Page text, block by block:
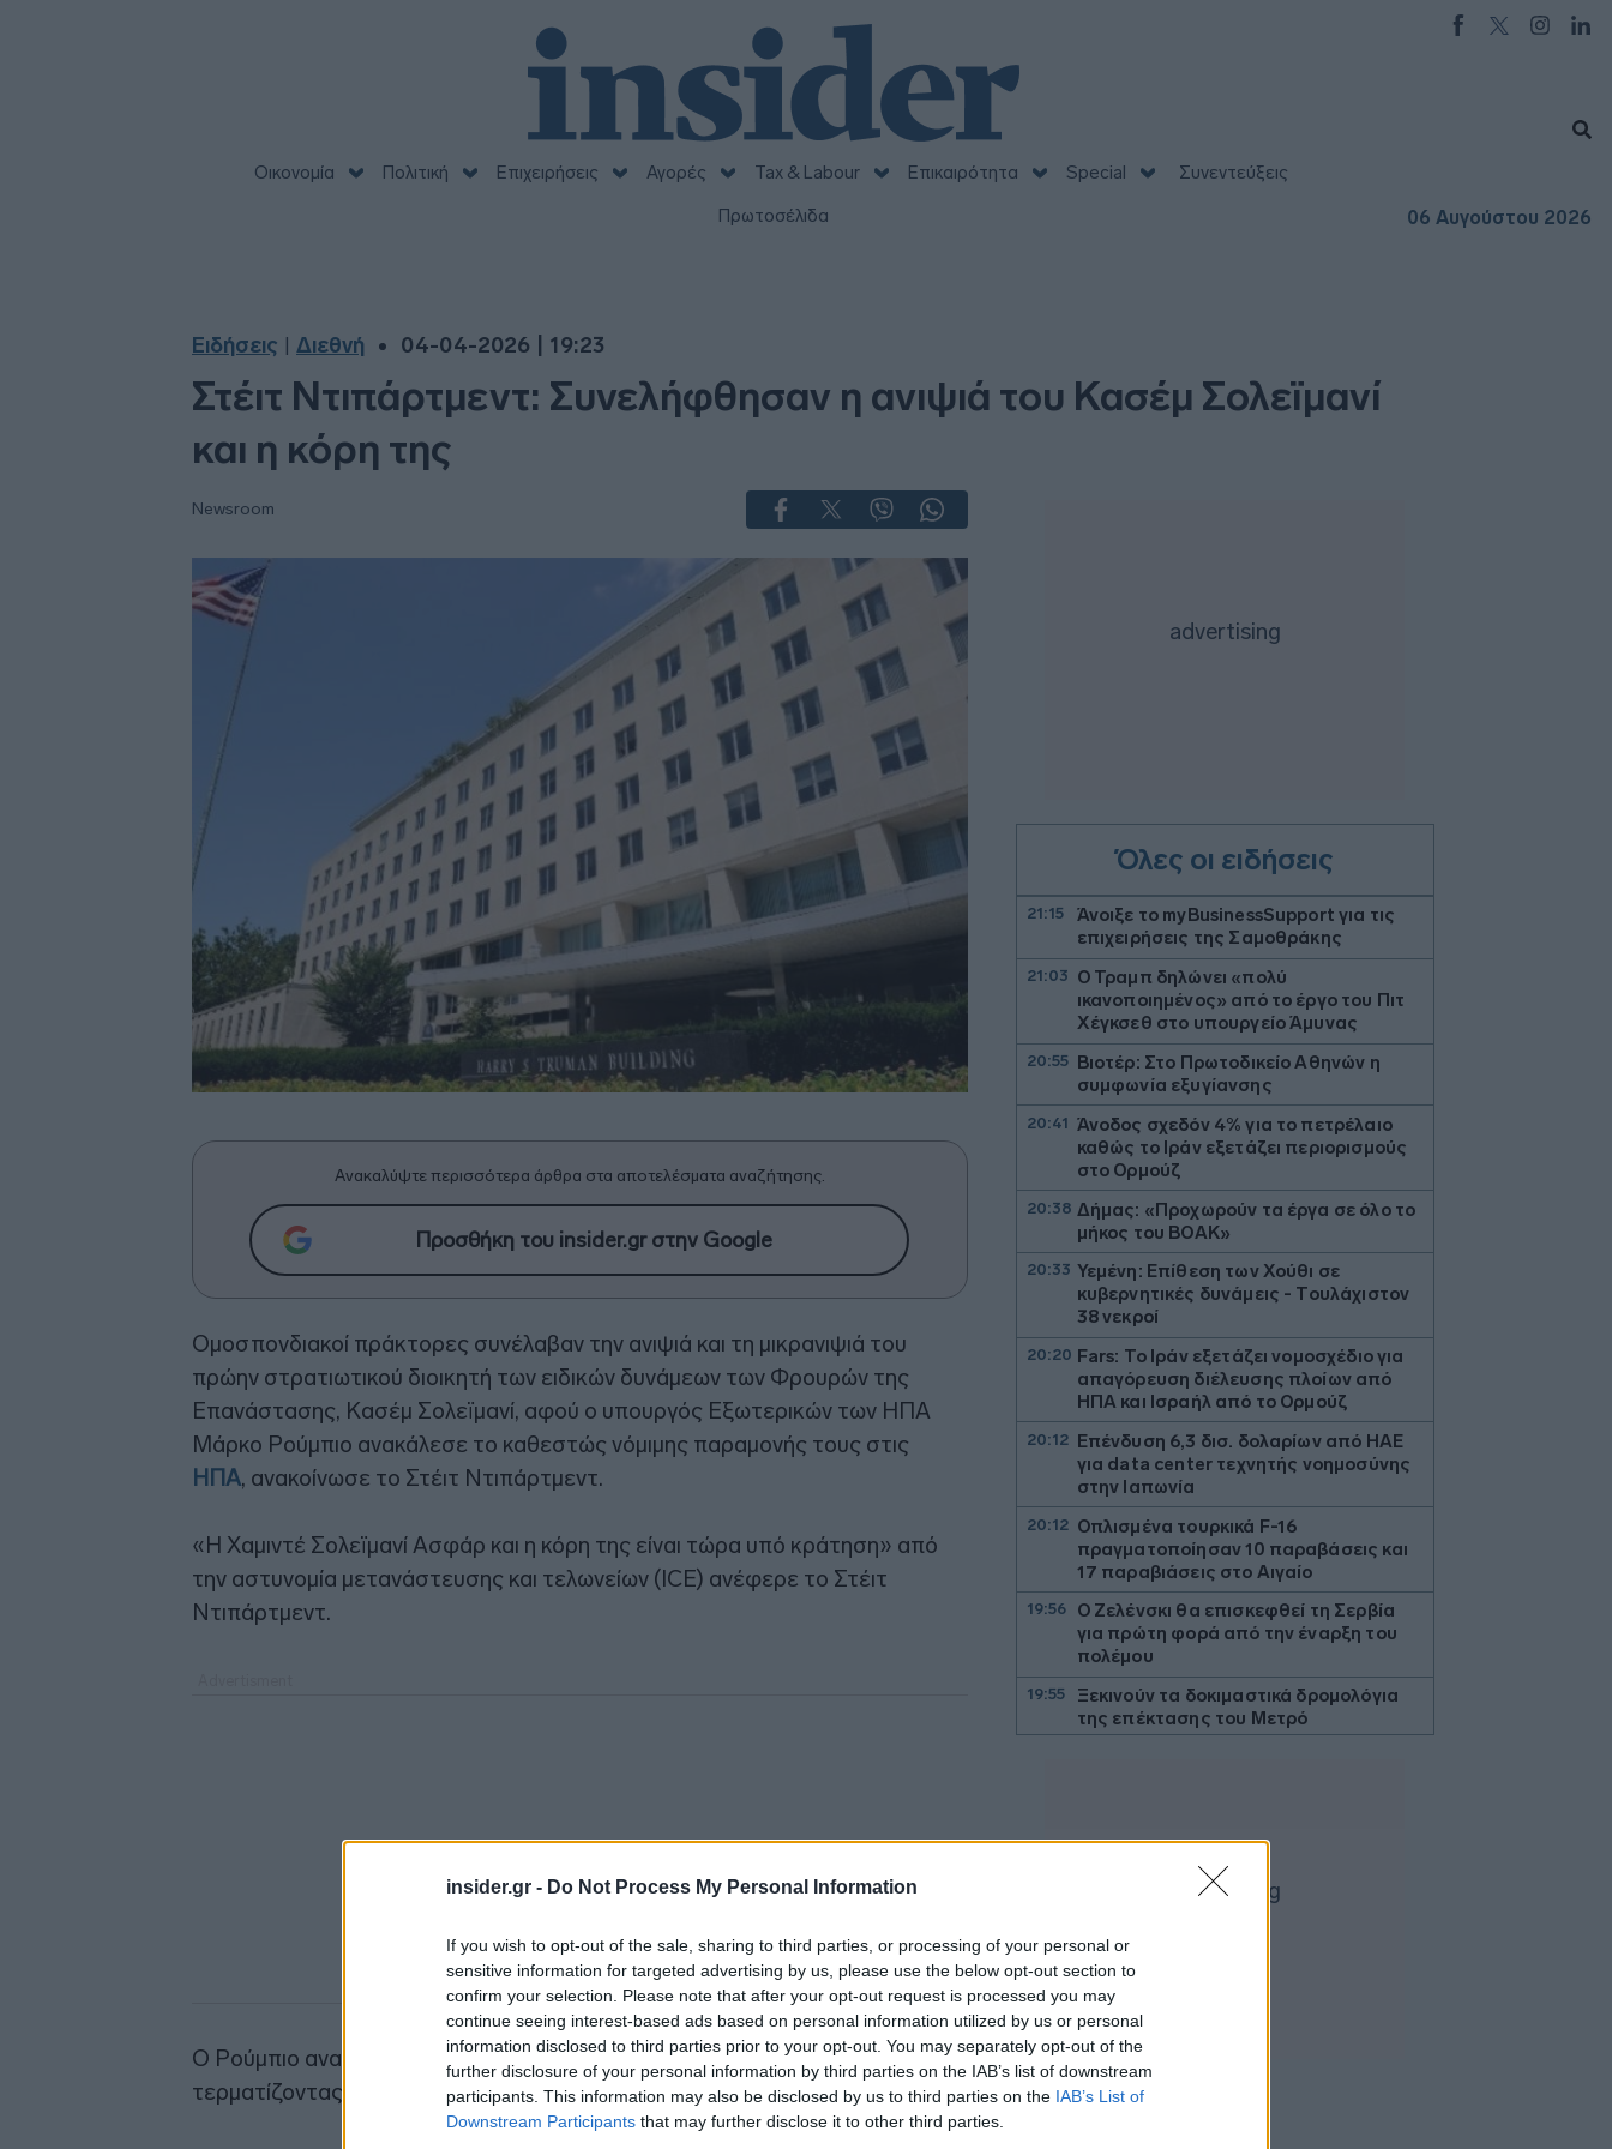
insider.gr - Do Not Process My Personal Information
If you wish to opt-out of the sale, sharing to third parties, or processing of your personal or
sensitive information for targeted advertising by us, please use the below opt-out section to
confirm your selection. Please note that after your opt-out request is processed you may
continue seeing interest-based ads based on personal information utilized by us or personal
information disclosed to third parties prior to your opt-out. You may separately opt-out of the
further disclosure of your personal information by third parties on the IAB’s list of downstream
participants. This information may also be disclosed by us to third parties on the IAB’s List of
Downstream Participants that may further disclose it to other third parties.
Οικονομία Πολιτική Επιχειρήσεις Αγορές Tax & Labour Επικαιρότητα Special
Συνεντεύξεις
Πρωτοσέλιδα
06 Αυγούστου 2026
Ειδήσεις Διεθνή 04-04-2026 | 19:23
Στέιτ Ντιπάρτμεντ: Συνελήφθησαν η ανιψιά του Κασέμ Σολεϊμανί
και η κόρη της
Newsroom
Ανακαλύψτε περισσότερα άρθρα στα αποτελέσματα αναζήτησης.
Προσθήκη του insider.gr στην Google
Ομοσπονδιακοί πράκτορες συνέλαβαν την ανιψιά και τη μικρανιψιά του
πρώην στρατιωτικού διοικητή των ειδικών δυνάμεων των Φρουρών της
Επανάστασης, Κασέμ Σολεϊμανί, αφού ο υπουργός Εξωτερικών των ΗΠΑ
Μάρκο Ρούμπιο ανακάλεσε το καθεστώς νόμιμης παραμονής τους στις
ΗΠΑ, ανακοίνωσε το Στέιτ Ντιπάρτμεντ.
«Η Χαμιντέ Σολεϊμανί Ασφάρ και η κόρη της είναι τώρα υπό κράτηση» από
την αστυνομία μετανάστευσης και τελωνείων (ICE) ανέφερε το Στέιτ
Ντιπάρτμεντ.
Ο Ρούμπιο ανακάλεσε τις «πράσινες κάρτες» των δύο γυναικών,
τερματίζοντας το καθεστώς νόμιμης διαμονής τους στις ΗΠΑ.
Όλες οι ειδήσεις
21:15
Άνοιξε το myBusinessSupport για τις
επιχειρήσεις της Σαμοθράκης
21:03 Ο Τραμπ δηλώνει «πολύ
ικανοποιημένος» από το έργο του Πιτ
Χέγκσεθ στο υπουργείο Άμυνας
20:55 Βιοτέρ: Στο Πρωτοδικείο Αθηνών η
συμφωνία εξυγίανσης
20:41 Άνοδος σχεδόν 4% για το πετρέλαιο
καθώς το Ιράν εξετάζει περιορισμούς
στο Ορμούζ
20:38 Δήμας: «Προχωρούν τα έργα σε όλο το
μήκος του ΒΟΑΚ»
20:33 Υεμένη: Επίθεση των Χούθι σε
κυβερνητικές δυνάμεις - Τουλάχιστον
38 νεκροί
20:20 Fars: Το Ιράν εξετάζει νομοσχέδιο για
απαγόρευση διέλευσης πλοίων από
ΗΠΑ και Ισραήλ από το Ορμούζ
20:12 Επένδυση 6,3 δισ. δολαρίων από ΗΑΕ
για data center τεχνητής νοημοσύνης
στην Ιαπωνία
20:12 Οπλισμένα τουρκικά F-16
πραγματοποίησαν 10 παραβάσεις και
17 παραβιάσεις στο Αιγαίο
19:56
Ο Ζελένσκι θα επισκεφθεί τη Σερβία
για πρώτη φορά από την έναρξη του
πολέμου
19:55
Ξεκινούν τα δοκιμαστικά δρομολόγια
της επέκτασης του Μετρό
Θεσσαλονίκης προς την Καλαμαριά
19:35 Νέος γύρος χρηματοδότησης 8 δισ.
δολαρίων για τη DeepSeek
Βρεττού (Credia): Πιστωτική επέκταση
Επιταχύνει την ανάπτυξη, μεταθέτει
το μέρισμα
19:14
Στα πράσινα οι ευρωαγορές - Νέο
ενδοσυνεδριακό ρεκόρ για τον Stoxx
19:12
Πυρκαγιές: 325 αυτοψίες στις
πληγείσες περιοχές - 118 «κόκκινα»